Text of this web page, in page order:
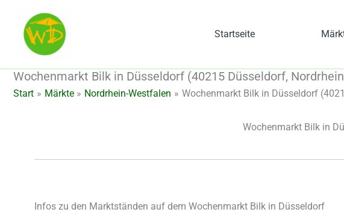
springen
Startseite
Wochenmarkt Bilk in Düsseldorf (40215 Düsseldorf,
Start Märkte Nordrhein-Westfalen Wochenmarkt Bilk in Düsseldorf
Wochenmarkt Bilk in
Infos zu den Marktständen auf dem Wochenmarkt Bilk in Düsseldorf